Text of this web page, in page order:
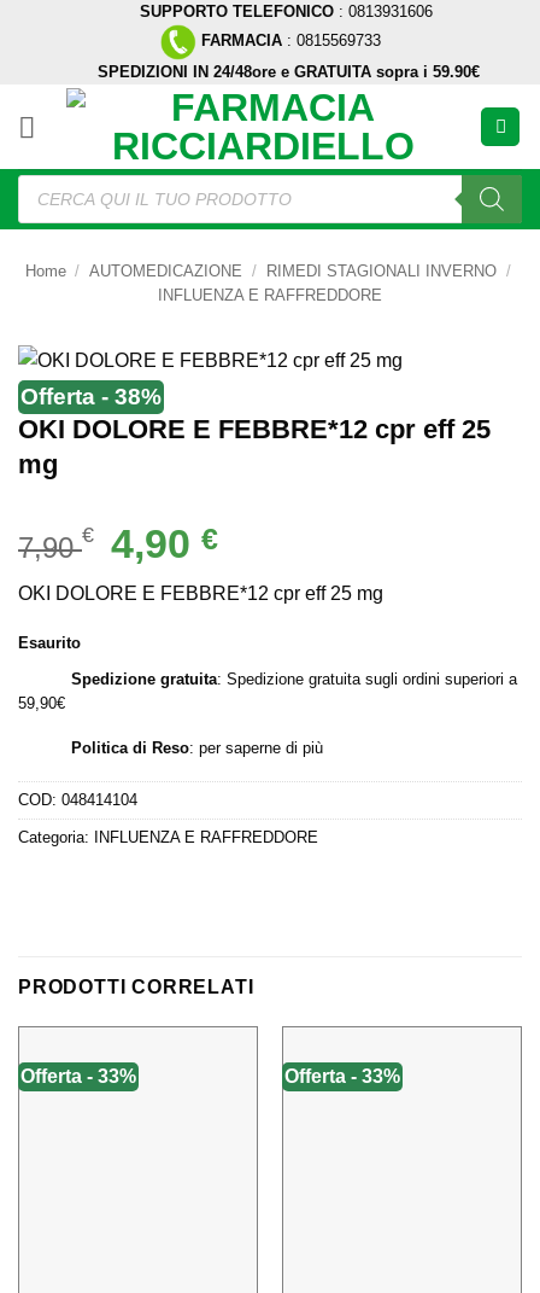
SUPPORTO TELEFONICO : 0813931606
FARMACIA : 0815569733
SPEDIZIONI IN 24/48ore e GRATUITA sopra i 59.90€
Ricerca
prodotti
Home / AUTOMEDICAZIONE / RIMEDI STAGIONALI INVERNO /
INFLUENZA E RAFFREDDORE
Offerta - 38%
OKI DOLORE E FEBBRE*12 cpr eff 25
mg
7,90€
Il
prezzo
originale
4,90€Il
attuale
OKI DOLORE E FEBBRE*12 cpr eff 25 mg
Esaurito
Spedizione gratuita: Spedizione gratuita sugli ordini superiori a
59,90€
Politica di Reso: per saperne di più
COD: 048414104
Categoria: INFLUENZA E RAFFREDDORE
PRODOTTI CORRELATI
Offerta - 33% Offerta - 33%